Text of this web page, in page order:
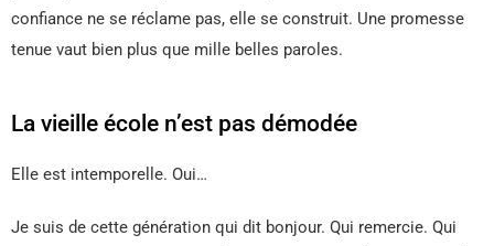
confiance ne se réclame pas, elle se construit. Une promesse
tenue vaut bien plus que mille belles paroles.
La vieille école n’est pas démodée
Elle est intemporelle. Oui…
Je suis de cette génération qui dit bonjour. Qui remercie. Qui